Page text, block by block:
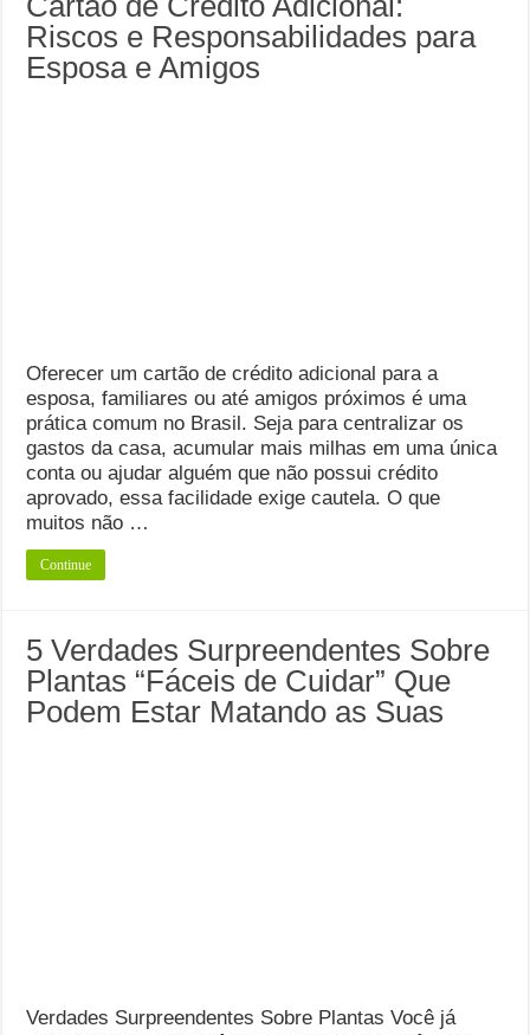
Riscos e Responsabilidades para
Esposa e Amigos
Oferecer um cartão de crédito adicional para a
esposa, familiares ou até amigos próximos é uma
prática comum no Brasil. Seja para centralizar os
gastos da casa, acumular mais milhas em uma única
conta ou ajudar alguém que não possui crédito
aprovado, essa facilidade exige cautela. O que
muitos não …
Continue
5 Verdades Surpreendentes Sobre
Plantas “Fáceis de Cuidar” Que
Podem Estar Matando as Suas
Verdades Surpreendentes Sobre Plantas Você já